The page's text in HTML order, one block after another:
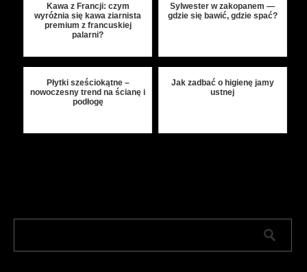
Kawa z Francji: czym
wyróżnia się kawa ziarnista
premium z francuskiej
palarni?
Sylwester w zakopanem —
gdzie się bawić, gdzie spać?
Płytki sześciokątne –
nowoczesny trend na ścianę i
podłogę
Jak zadbać o higienę jamy
ustnej